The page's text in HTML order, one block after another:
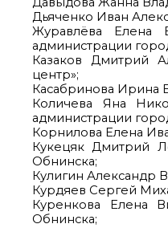
Дьяченко Иван
Журавлёва Елена
администрации
Казаков Дмитрий
центр»;
Касабринова Ирина
Количева Яна
администрации
Корнилова Елена
Кукецяк Дмитрий
Обнинска;
Кулигин Александр
Курдяев Сергей
Куренкова Елена
Обнинска;